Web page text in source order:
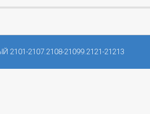
2107.2108-21099.2121-21213